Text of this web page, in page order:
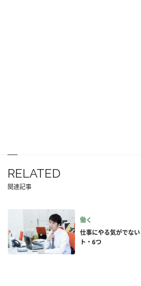
RELATED
関連記事
働く
仕事にやる気がでな
ト・6つ